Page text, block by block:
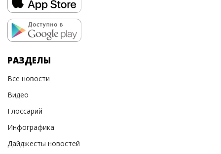
РАЗДЕЛЫ
Все новости
Видео
Глоссарий
Инфографика
Дайджесты новостей